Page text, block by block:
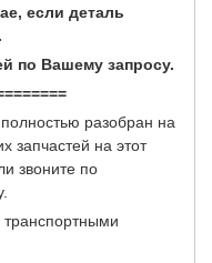
если деталь
по Вашему запросу.
разобран на
запчастей на этот
звоните по